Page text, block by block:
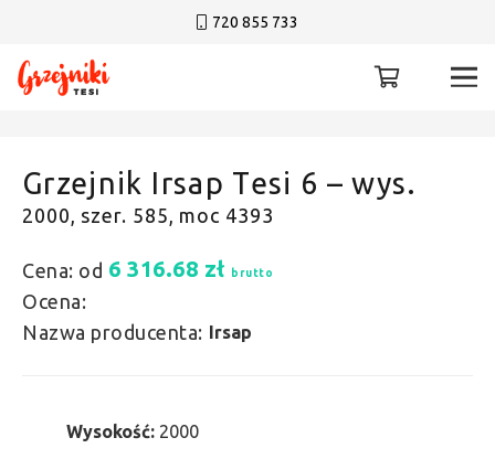
720 855 733
Grzejnik Irsap Tesi 6 – wys.
2000, szer. 585, moc 4393
Cena: od 6 316.68 zł brutto
Ocena:
Nazwa producenta: Irsap
Wysokość: 2000